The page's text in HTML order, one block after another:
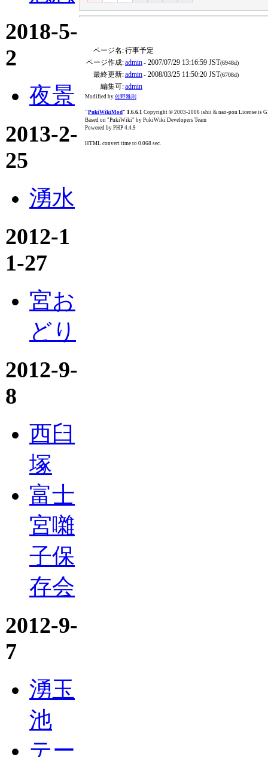
2018-5-
2
夜景
2013-2-
25
湧水
2012-1
1-27
宮お
どり
2012-9-
8
西臼
塚
富士
宮囃
子保
存会
2012-9-
7
湧玉
池
テー
ページ名:行事予定
ページ作成:admin- 2007/07/29 13:16:59 JST(6948d)
最終更新:admin- 2008/03/25 11:50:20 JST(6708d)
編集可:admin
Modified by 佐野雅則
"PukiWikiMod" 1.6.6.1 Copyright © 2003-2006 ishii & nao-pon License is
Based on "PukiWiki" by PukiWiki Developers Team
Powered by PHP 4.4.9
HTML convert time to 0.068 sec.